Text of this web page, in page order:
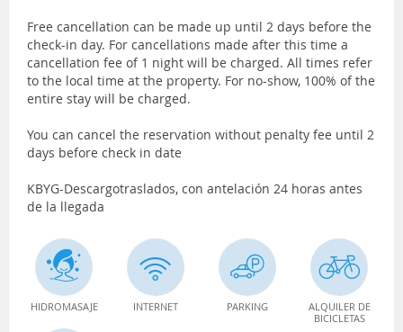
Free cancellation can be made up until 2 days before the
check-in day. For cancellations made after this time a
cancellation fee of 1 night will be charged. All times refer
to the local time at the property. For no-show, 100% of the
entire stay will be charged.
You can cancel the reservation without penalty fee until 2
days before check in date
KBYG-Descargotraslados, con antelación 24 horas antes
de la llegada
HIDROMASAJE INTERNET PARKING
ALQUILER DE
BICICLETAS